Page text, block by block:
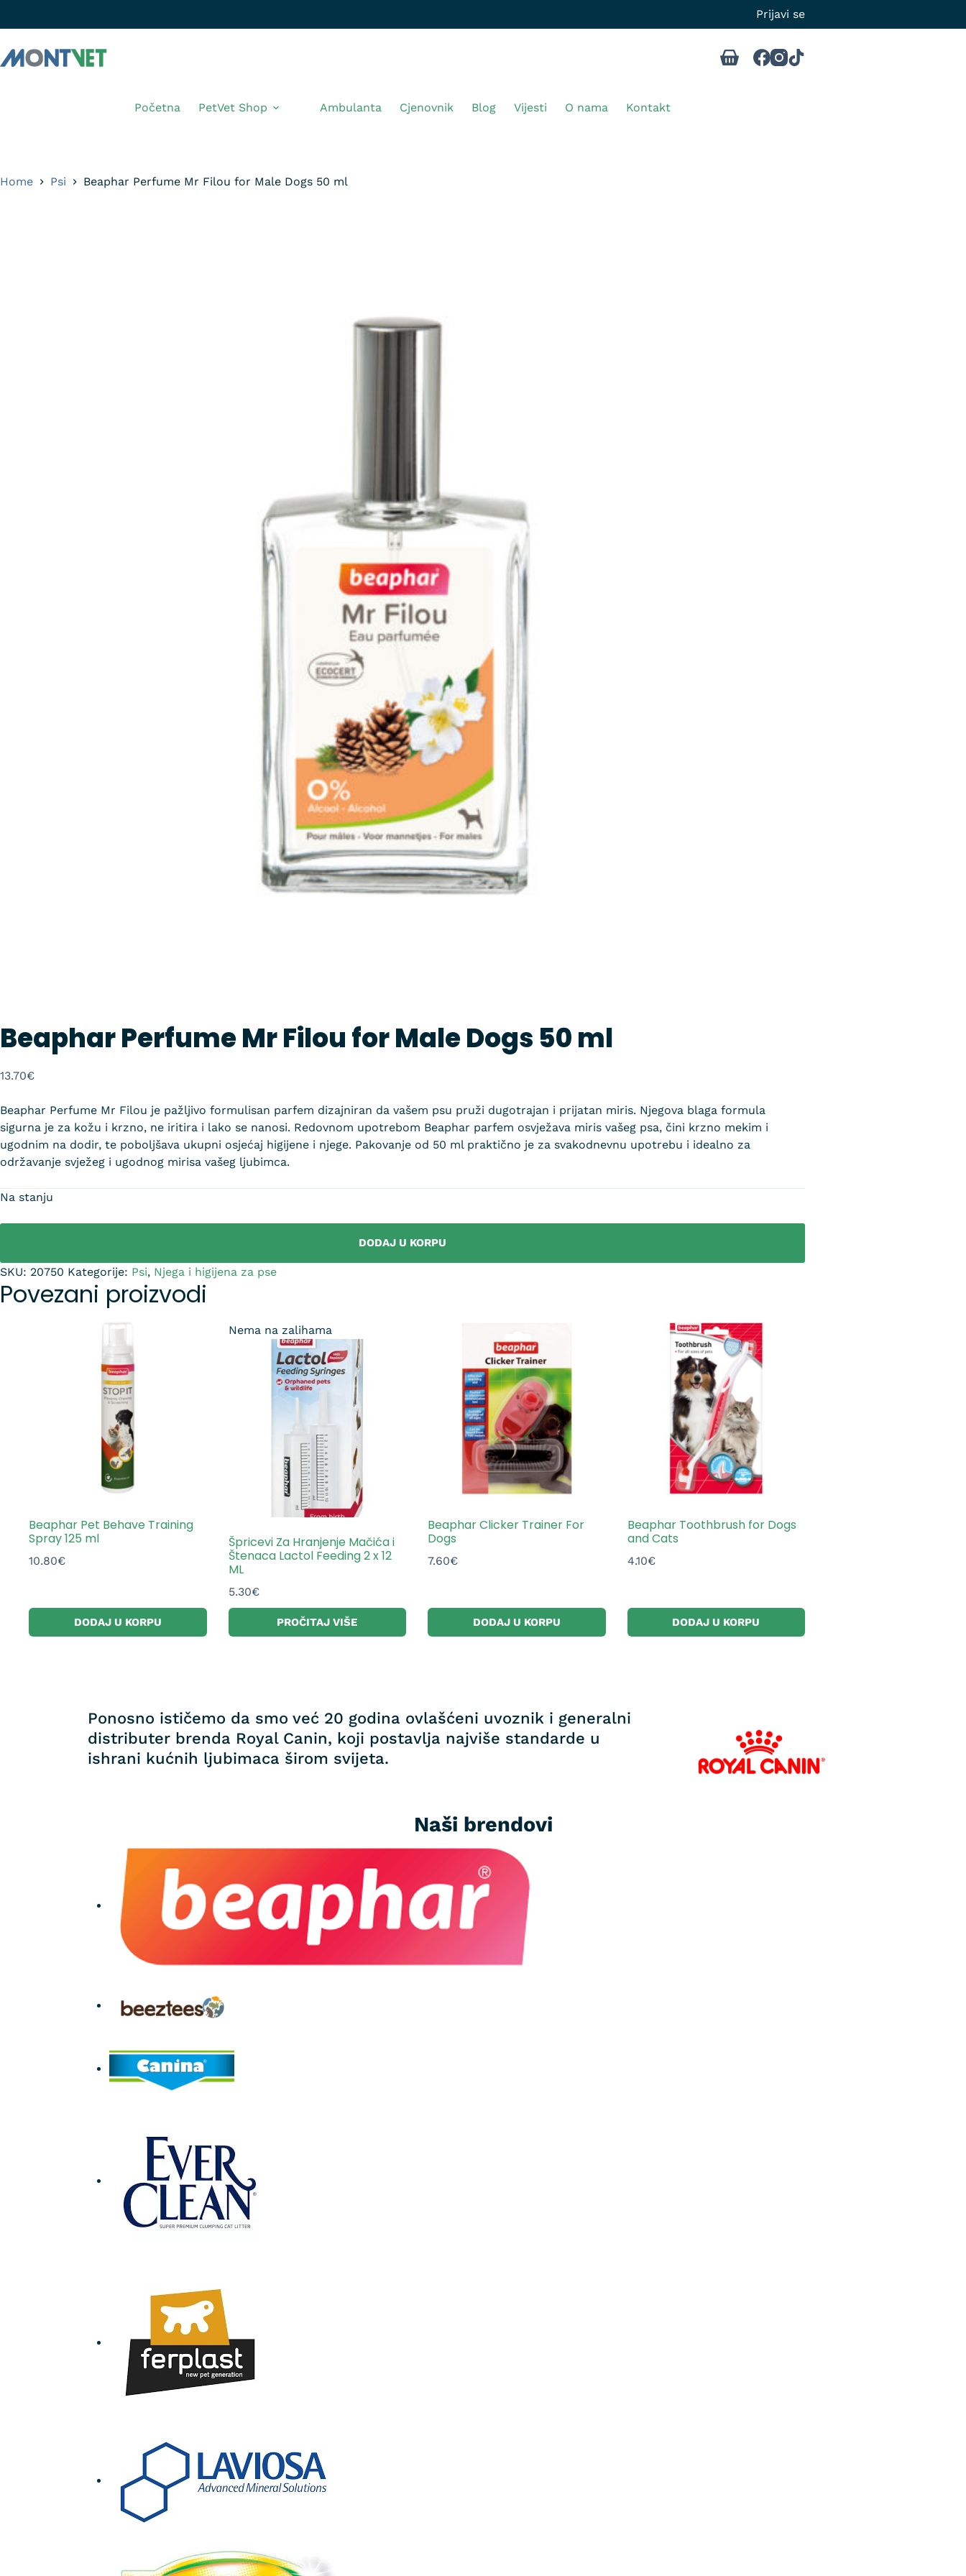
Prijavi se
Početna PetVet Shop Ambulanta Cjenovnik Blog Vijesti O nama Kontakt
Home Psi Beaphar Perfume Mr Filou for Male Dogs 50 ml
Beaphar Perfume Mr Filou for Male Dogs 50 ml
13.70€
Beaphar Perfume Mr Filou je pažljivo formulisan parfem dizajniran da vašem psu pruži dugotrajan i prijatan miris. Njegova blaga formula
sigurna je za kožu i krzno, ne iritira i lako se nanosi. Redovnom upotrebom Beaphar parfem osvježava miris vašeg psa, čini krzno mekim i
ugodnim na dodir, te poboljšava ukupni osjećaj higijene i njege. Pakovanje od 50 ml praktično je za svakodnevnu upotrebu i idealno za
održavanje svježeg i ugodnog mirisa vašeg ljubimca.
Na stanju
DODAJ U KORPU
SKU: 20750 Kategorije: Psi, Njega i higijena za pse
Povezani proizvodi
Beaphar Pet Behave Training
Spray 125 ml
10.80€
DODAJ U KORPU
Nema na zalihama
Špricevi Za Hranjenje Mačića i
Štenaca Lactol Feeding 2 x 12
ML
5.30€
PROČITAJ VIŠE
Beaphar Clicker Trainer For
Dogs
7.60€
DODAJ U KORPU
Beaphar Toothbrush for Dogs
and Cats
4.10€
DODAJ U KORPU
Ponosno ističemo da smo već 20 godina ovlašćeni uvoznik i generalni
distributer brenda Royal Canin, koji postavlja najviše standarde u
ishrani kućnih ljubimaca širom svijeta.
Naši brendovi